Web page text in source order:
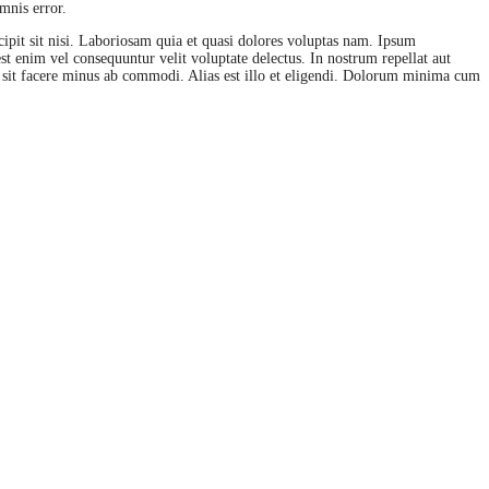
error.
sit nisi. Laboriosam quia et quasi dolores voluptas nam. Ipsum
enim vel consequuntur velit voluptate delectus. In nostrum repellat aut
facere minus ab commodi. Alias est illo et eligendi. Dolorum minima cum